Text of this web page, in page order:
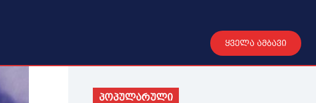
ყველა ამბავი
პოპულარული